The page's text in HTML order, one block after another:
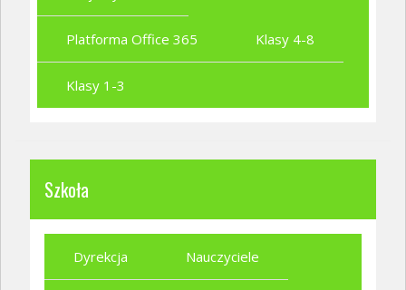
Platforma Office 365 Klasy 4-8
Klasy 1-3
Szkoła
Dyrekcja Nauczyciele